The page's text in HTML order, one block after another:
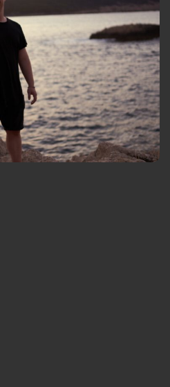
bin ich
aus Koblenz
und Produktvisualisierung